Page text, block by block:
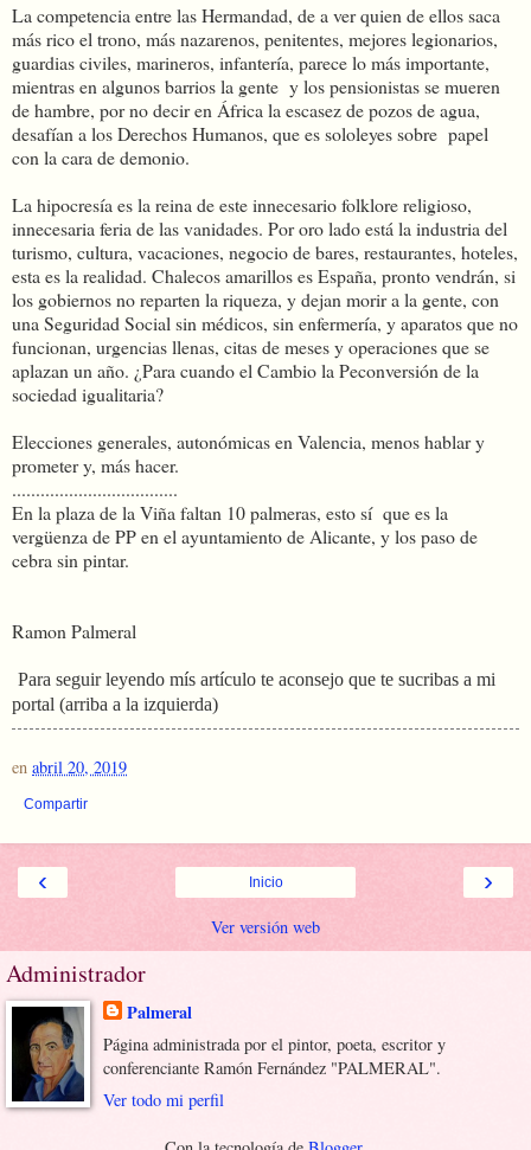
La competencia entre las Hermandad, de a ver quien de ellos saca
más rico el trono, más nazarenos, penitentes, mejores legionarios,
guardias civiles, marineros, infantería, parece lo más importante,
mientras en algunos barrios la gente y los pensionistas se mueren
de hambre, por no decir en África la escasez de pozos de agua,
desafían a los Derechos Humanos, que es sololeyes sobre papel
con la cara de demonio.
La hipocresía es la reina de este innecesario folklore religioso,
innecesaria feria de las vanidades. Por oro lado está la industria del
turismo, cultura, vacaciones, negocio de bares, restaurantes, hoteles,
esta es la realidad. Chalecos amarillos es España, pronto vendrán, si
los gobiernos no reparten la riqueza, y dejan morir a la gente, con
una Seguridad Social sin médicos, sin enfermería, y aparatos que no
funcionan, urgencias llenas, citas de meses y operaciones que se
aplazan un año. ¿Para cuando el Cambio la Peconversión de la
sociedad igualitaria?
Elecciones generales, autonómicas en Valencia, menos hablar y
prometer y, más hacer.
...................................
En la plaza de la Viña faltan 10 palmeras, esto sí que es la
vergüenza de PP en el ayuntamiento de Alicante, y los paso de
cebra sin pintar.
Ramon Palmeral
Para seguir leyendo mís artículo te aconsejo que te sucribas a mi
portal (arriba a la izquierda)
en abril 20, 2019
Compartir
‹ ›
Inicio
Ver versión web
Administrador
Palmeral
Página administrada por el pintor, poeta, escritor y
conferenciante Ramón Fernández "PALMERAL".
Ver todo mi perfil